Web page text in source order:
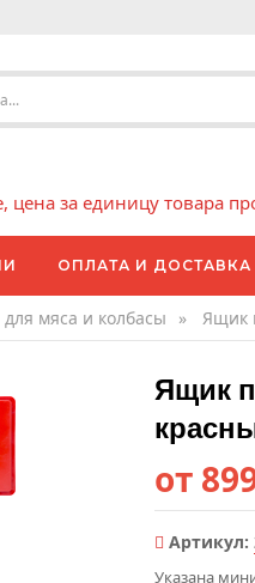
за единицу товара
ОПЛАТА И ДОСТАВКА
мяса и колбасы » Ящик
Ящик
от
Артикул:
Указана